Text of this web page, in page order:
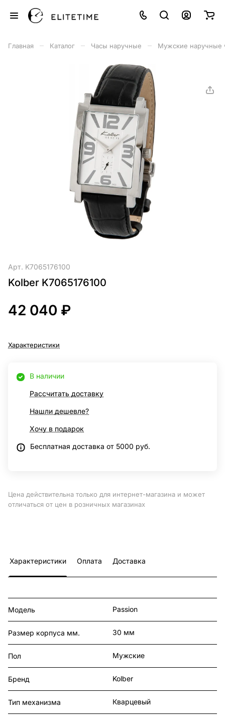
Главная Каталог Часы наручные Мужские наручные
Арт. K7065176100
Kolber K7065176100
42 040 ₽
Характеристики
В наличии
Рассчитать доставку
Нашли дешевле?
Хочу в подарок
Бесплатная доставка от 5000 руб.
Цена действительна только для интернет-магазина и может
отличаться от цен в розничных магазинах
Характеристики Оплата Доставка
Модель Passion
Размер корпуса мм. 30 мм
Пол Мужские
Бренд Kolber
Тип механизма Кварцевый